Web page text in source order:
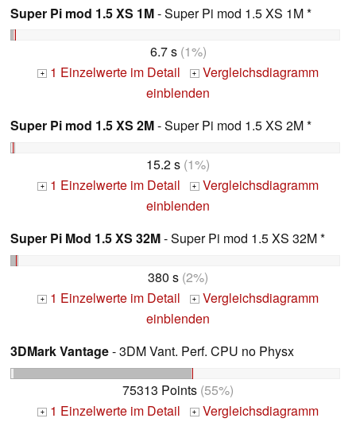
Super Pi mod 1.5 XS 1M- Super Pi mod 1.5 XS 1M *
6.7 s(1%)
+ 1 Einzelwerte im Detail + Vergleichsdiagramm
einblenden
Super Pi mod 1.5 XS 2M- Super Pi mod 1.5 XS 2M *
15.2 s (1%)
+ 1 Einzelwerte im Detail + Vergleichsdiagramm
einblenden
Super Pi Mod 1.5 XS 32M- Super Pi mod 1.5 XS 32M *
380 s (2%)
+ 1 Einzelwerte im Detail + Vergleichsdiagramm
einblenden
3DMark Vantage- 3DM Vant. Perf. CPU no Physx
75313 Points (55%)
+ 1 Einzelwerte im Detail + Vergleichsdiagramm